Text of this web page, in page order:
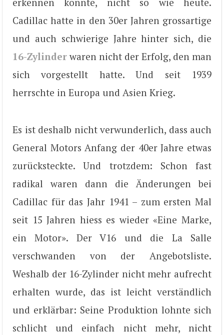
Cadillac hatte in den 30er Jahren grossartige
und auch schwierige Jahre hinter sich, die
16-Zylinder waren nicht der Erfolg, den man
sich vorgestellt hatte. Und seit 1939
herrschte in Europa und Asien Krieg.
Es ist deshalb nicht verwunderlich, dass auch
General Motors Anfang der 40er Jahre etwas
zurücksteckte. Und trotzdem: Schon fast
radikal waren dann die Änderungen bei
Cadillac für das Jahr 1941 – zum ersten Mal
seit 15 Jahren hiess es wieder «Eine Marke,
ein Motor». Der V16 und die La Salle
verschwanden von der Angebotsliste.
Weshalb der 16-Zylinder nicht mehr aufrecht
erhalten wurde, das ist leicht verständlich
und erklärbar: Seine Produktion lohnte sich
schlicht und einfach nicht mehr, nicht